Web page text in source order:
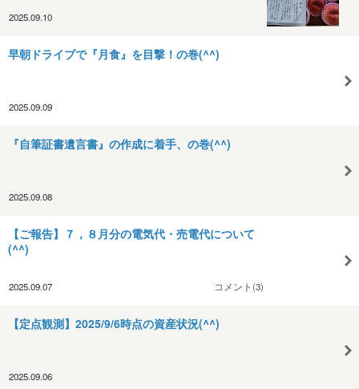
2025.09.10
早朝ドライブで『月食』を目撃！の巻(^^)
2025.09.09
『自筆証書遺言書』の作成に着手、の巻(^^)
2025.09.08
【ご報告】７，８月分の電気代・売電代について
(^^)
2025.09.07 コメント(3)
【定点観測】2025/9/6時点の資産状況(^^)
2025.09.06